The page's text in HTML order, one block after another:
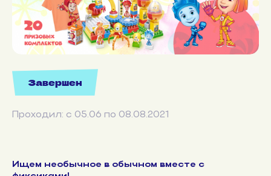
Завершен
Проходил: с 05.06 по 08.08.2021
Ищем необычное в обычном вместе с